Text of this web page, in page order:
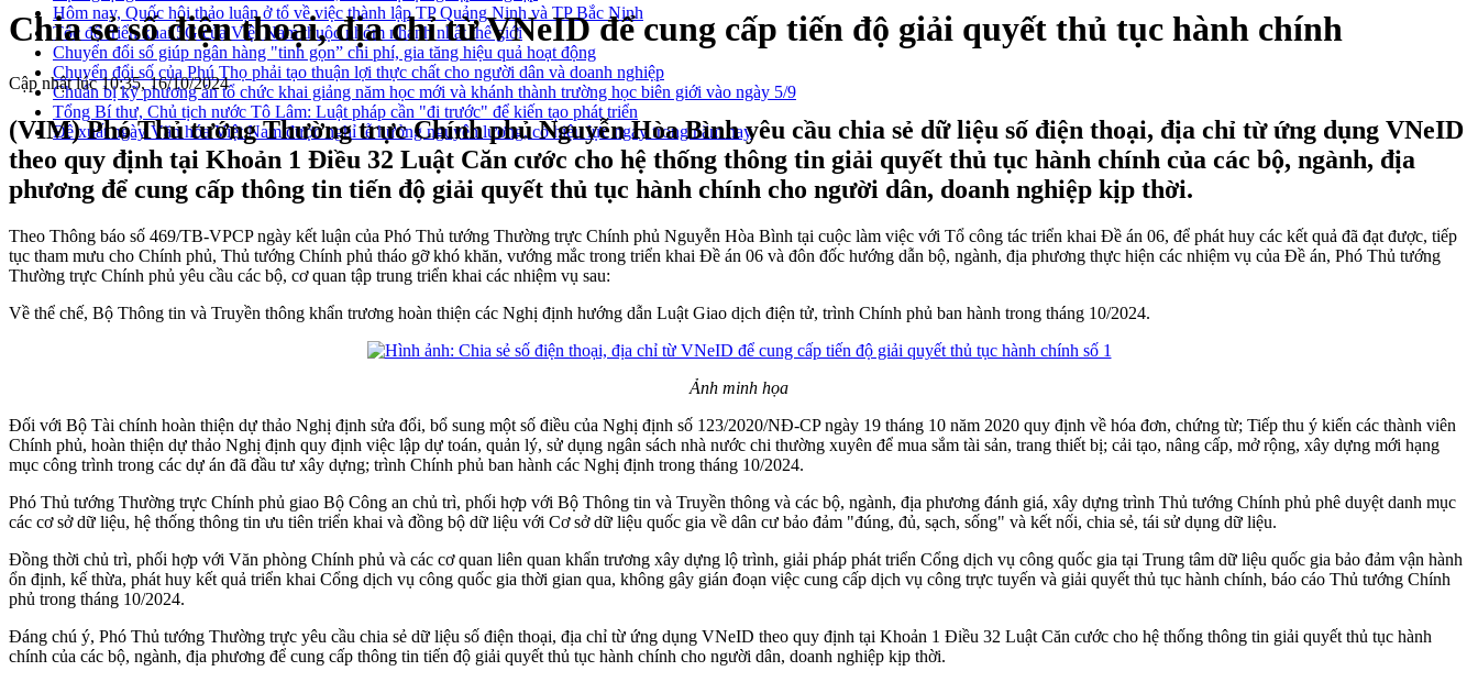
Hôm nay, Quốc hội thảo luận ở tổ về việc thành lập TP Quảng Ninh và TP Bắc Ninh
Tốc độ triển khai 5G của Việt Nam thuộc nhóm nhanh nhất thế giới
Chuyển đổi số giúp ngân hàng "tinh gọn” chi phí, gia tăng hiệu quả hoạt động
Chuyển đổi số của Phú Thọ phải tạo thuận lợi thực chất cho người dân và doanh nghiệp
Chuẩn bị kỹ phương án tổ chức khai giảng năm học mới và khánh thành trường học biên giới vào ngày 5/9
Tổng Bí thư, Chủ tịch nước Tô Lâm: Luật pháp cần "đi trước" để kiến tạo phát triển
Đề xuất ngày Văn hóa Việt Nam được nghỉ lễ hưởng nguyên lương, có hiệu lực ngay trong năm nay
Chia sẻ số điện thoại, địa chỉ từ VNeID để cung cấp tiến độ giải quyết thủ tục hành chính
Cập nhật lúc 10:35, 16/10/2024
(VIM) Phó Thủ tướng Thường trực Chính phủ Nguyễn Hòa Bình yêu cầu chia sẻ dữ liệu số điện thoại, địa chỉ từ ứng dụng VNeID
theo quy định tại Khoản 1 Điều 32 Luật Căn cước cho hệ thống thông tin giải quyết thủ tục hành chính của các bộ, ngành, địa
phương để cung cấp thông tin tiến độ giải quyết thủ tục hành chính cho người dân, doanh nghiệp kịp thời.
Theo Thông báo số 469/TB-VPCP ngày kết luận của Phó Thủ tướng Thường trực Chính phủ Nguyễn Hòa Bình tại cuộc làm việc với Tổ công tác triển khai Đề án 06, để phát huy các kết quả đã đạt được, tiếp
tục tham mưu cho Chính phủ, Thủ tướng Chính phủ tháo gỡ khó khăn, vướng mắc trong triển khai Đề án 06 và đôn đốc hướng dẫn bộ, ngành, địa phương thực hiện các nhiệm vụ của Đề án, Phó Thủ tướng
Thường trực Chính phủ yêu cầu các bộ, cơ quan tập trung triển khai các nhiệm vụ sau:
Về thể chế, Bộ Thông tin và Truyền thông khẩn trương hoàn thiện các Nghị định hướng dẫn Luật Giao dịch điện tử, trình Chính phủ ban hành trong tháng 10/2024.
Ảnh minh họa
Đối với Bộ Tài chính hoàn thiện dự thảo Nghị định sửa đổi, bổ sung một số điều của Nghị định số 123/2020/NĐ-CP ngày 19 tháng 10 năm 2020 quy định về hóa đơn, chứng từ; Tiếp thu ý kiến các thành viên
Chính phủ, hoàn thiện dự thảo Nghị định quy định việc lập dự toán, quản lý, sử dụng ngân sách nhà nước chi thường xuyên để mua sắm tài sản, trang thiết bị; cải tạo, nâng cấp, mở rộng, xây dựng mới hạng
mục công trình trong các dự án đã đầu tư xây dựng; trình Chính phủ ban hành các Nghị định trong tháng 10/2024.
Phó Thủ tướng Thường trực Chính phủ giao Bộ Công an chủ trì, phối hợp với Bộ Thông tin và Truyền thông và các bộ, ngành, địa phương đánh giá, xây dựng trình Thủ tướng Chính phủ phê duyệt danh mục
các cơ sở dữ liệu, hệ thống thông tin ưu tiên triển khai và đồng bộ dữ liệu với Cơ sở dữ liệu quốc gia về dân cư bảo đảm "đúng, đủ, sạch, sống" và kết nối, chia sẻ, tái sử dụng dữ liệu.
Đồng thời chủ trì, phối hợp với Văn phòng Chính phủ và các cơ quan liên quan khẩn trương xây dựng lộ trình, giải pháp phát triển Cổng dịch vụ công quốc gia tại Trung tâm dữ liệu quốc gia bảo đảm vận hành
ổn định, kế thừa, phát huy kết quả triển khai Cổng dịch vụ công quốc gia thời gian qua, không gây gián đoạn việc cung cấp dịch vụ công trực tuyến và giải quyết thủ tục hành chính, báo cáo Thủ tướng Chính
phủ trong tháng 10/2024.
Đáng chú ý, Phó Thủ tướng Thường trực yêu cầu chia sẻ dữ liệu số điện thoại, địa chỉ từ ứng dụng VNeID theo quy định tại Khoản 1 Điều 32 Luật Căn cước cho hệ thống thông tin giải quyết thủ tục hành
chính của các bộ, ngành, địa phương để cung cấp thông tin tiến độ giải quyết thủ tục hành chính cho người dân, doanh nghiệp kịp thời.